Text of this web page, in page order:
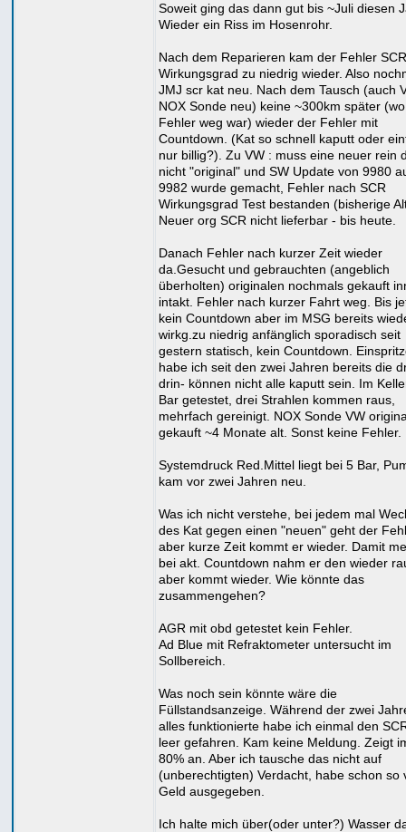
Soweit ging das dann gut bis ~Juli diesen
Wieder ein Riss im Hosenrohr.
Nach dem Reparieren kam der Fehler SCR
Wirkungsgrad zu niedrig wieder. Also
JMJ scr kat neu. Nach dem Tausch (auch
NOX Sonde neu) keine ~300km später (wo
Fehler weg war) wieder der Fehler mit
Countdown. (Kat so schnell kaputt oder
nur billig?). Zu VW : muss eine neuer rein
nicht "original" und SW Update von 9980
9982 wurde gemacht, Fehler nach SCR
Wirkungsgrad Test bestanden (bisherige
Neuer org SCR nicht lieferbar - bis heute.
Danach Fehler nach kurzer Zeit wieder
da.Gesucht und gebrauchten (angeblich
überholten) originalen nochmals gekauft
intakt. Fehler nach kurzer Fahrt weg. Bis
kein Countdown aber im MSG bereits
wirkg.zu niedrig anfänglich sporadisch seit
gestern statisch, kein Countdown.
habe ich seit den zwei Jahren bereits die
drin- können nicht alle kaputt sein. Im
Bar getestet, drei Strahlen kommen raus,
mehrfach gereinigt. NOX Sonde VW
gekauft ~4 Monate alt. Sonst keine Fehler.
Systemdruck Red.Mittel liegt bei 5 Bar,
kam vor zwei Jahren neu.
Was ich nicht verstehe, bei jedem mal
des Kat gegen einen "neuen" geht der
aber kurze Zeit kommt er wieder. Damit
bei akt. Countdown nahm er den wieder
aber kommt wieder. Wie könnte das
zusammengehen?
AGR mit obd getestet kein Fehler.
Ad Blue mit Refraktometer untersucht im
Sollbereich.
Was noch sein könnte wäre die
Füllstandsanzeige. Während der zwei
alles funktionierte habe ich einmal den
leer gefahren. Kam keine Meldung. Zeigt
80% an. Aber ich tausche das nicht auf
(unberechtigten) Verdacht, habe schon so
Geld ausgegeben.
Ich halte mich über(oder unter?) Wasser